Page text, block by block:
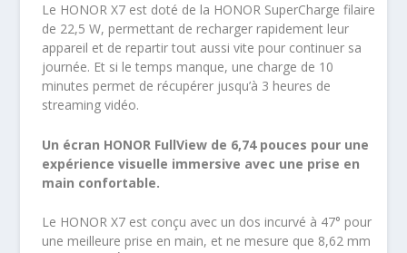
Le HONOR X7 est doté de la HONOR SuperCharge filaire
de 22,5 W, permettant de recharger rapidement leur
appareil et de repartir tout aussi vite pour continuer sa
journée. Et si le temps manque, une charge de 10
minutes permet de récupérer jusqu’à 3 heures de
streaming vidéo.
Un écran HONOR FullView de 6,74 pouces pour une
expérience visuelle immersive avec une prise en
main confortable.
Le HONOR X7 est conçu avec un dos incurvé à 47° pour
une meilleure prise en main, et ne mesure que 8,62 mm